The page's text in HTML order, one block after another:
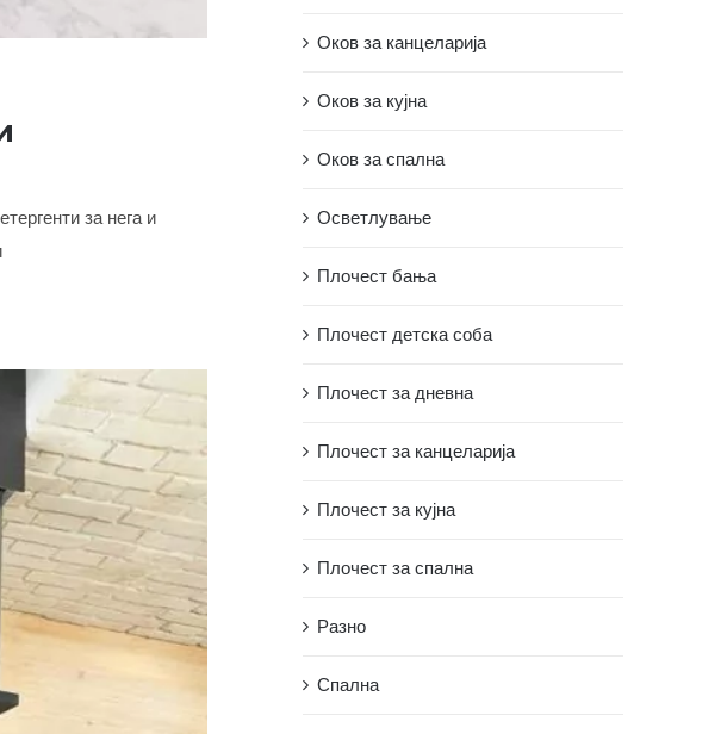
за нега и
Оков за канцеларија
Оков за кујна
Оков за спална
Осветлување
Плочест бања
Плочест детска соба
Плочест за дневна
Плочест за канцеларија
Плочест за кујна
Плочест за спална
Разно
Спална